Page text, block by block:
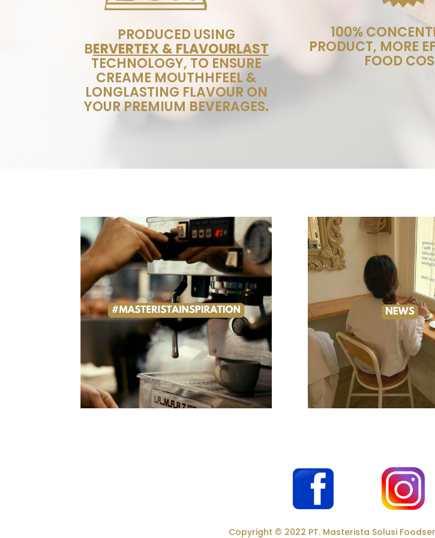
PRODUCED USING
BERVERTEX & FLAVOURLAST
TECHNOLOGY, TO ENSURE
CREAME MOUTHHFEEL &
LONGLASTING FLAVOUR ON
YOUR PREMIUM BEVERAGES.
100%
PRODUCT, MORE
FOOD
Copyright © 2022 PT. Masterista Solusi